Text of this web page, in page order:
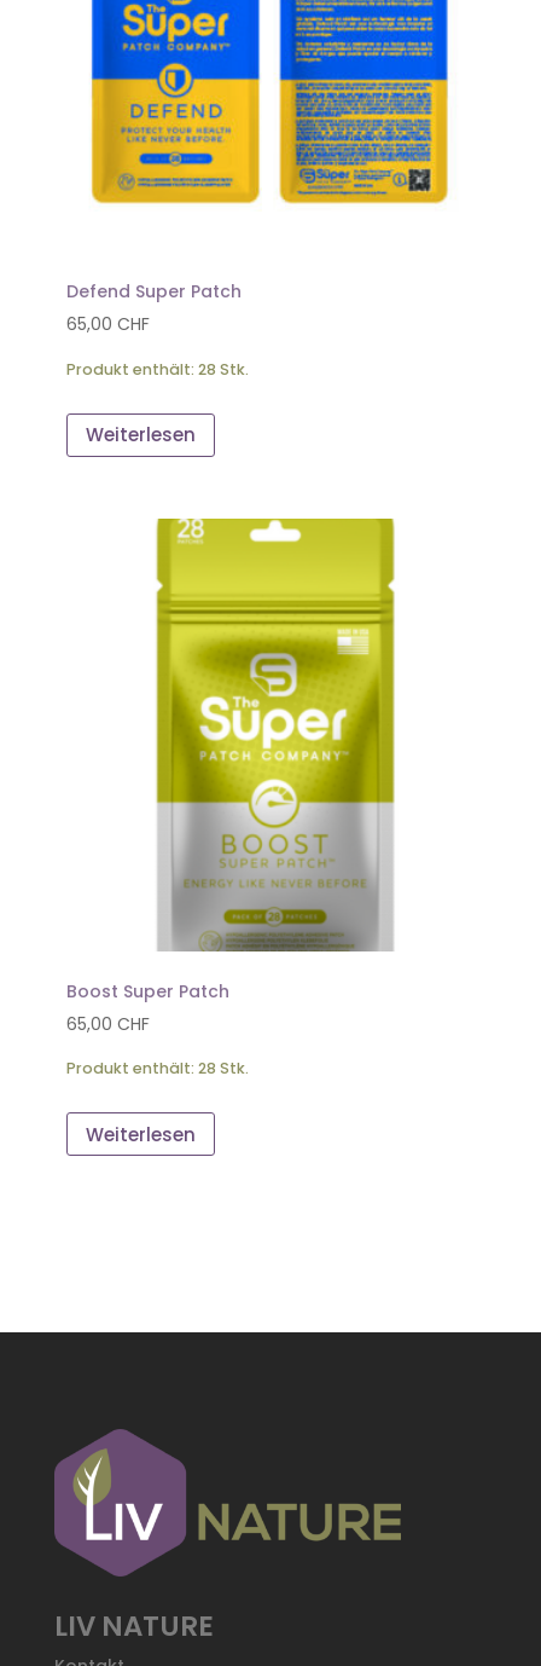
Defend Super Patch
65,00 CHF
Produkt enthält: 28 Stk.
Weiterlesen
Boost Super Patch
65,00 CHF
Produkt enthält: 28 Stk.
Weiterlesen
LIV NATURE